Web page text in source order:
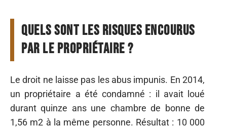
Quels sont les risques encourus
par le propriétaire ?
Le droit ne laisse pas les abus impunis. En 2014,
un propriétaire a été condamné : il avait loué
durant quinze ans une chambre de bonne de
1,56 m2 à la même personne. Résultat : 10 000